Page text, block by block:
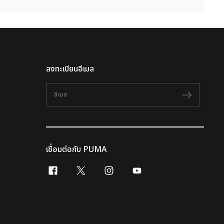
ลงทะเบียนอีเมล
อีเมล
ติดตาม
เชื่อมต่อกับ PUMA
facebook
x-twitterinstagram
youtube